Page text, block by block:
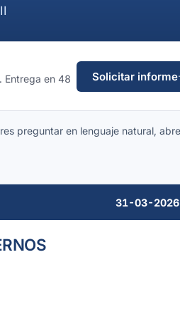
Entrega en 48
Solicitar informe
preguntar en lenguaje natural, abre
31-03-2026